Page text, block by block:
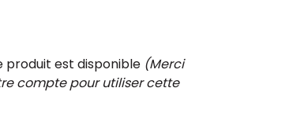
produit est disponible (Merci
compte pour utiliser cette